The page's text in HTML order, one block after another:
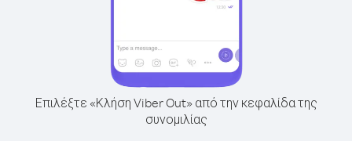
Επιλέξτε «Κλήση Viber Out» από την κεφαλίδα της
συνομιλίας